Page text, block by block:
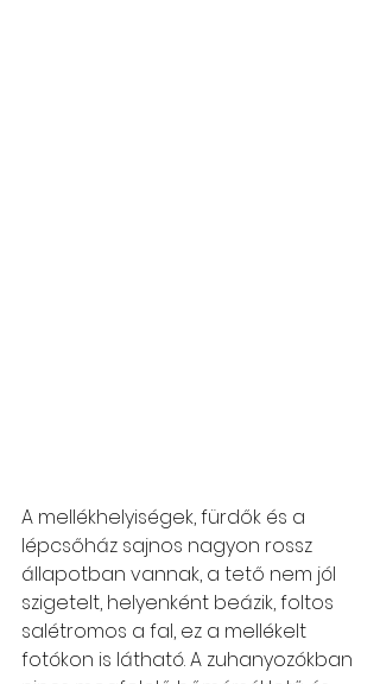
A mellékhelyiségek, fürdők és a
lépcsőház sajnos nagyon rossz
állapotban vannak, a tető nem jól
szigetelt, helyenként beázik, foltos
salétromos a fal, ez a mellékelt
fotókon is látható. A zuhanyozókban